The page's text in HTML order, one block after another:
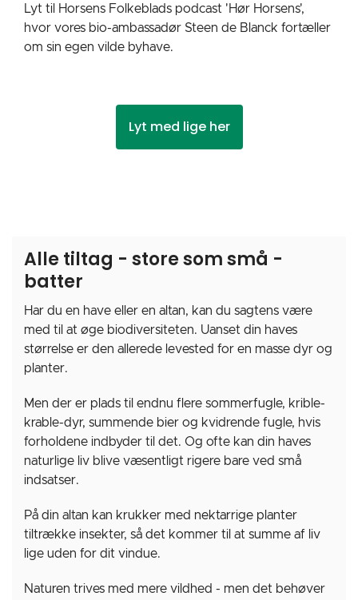
Lyt til Horsens Folkeblads podcast 'Hør Horsens',
hvor vores bio-ambassadør Steen de Blanck fortæller
om sin egen vilde byhave.
Lyt med lige her
Alle tiltag - store som små -
batter
Har du en have eller en altan, kan du sagtens være
med til at øge biodiversiteten. Uanset din haves
størrelse er den allerede levested for en masse dyr og
planter.
Men der er plads til endnu flere sommerfugle, krible-
krable-dyr, summende bier og kvidrende fugle, hvis
forholdene indbyder til det. Og ofte kan din haves
naturlige liv blive væsentligt rigere bare ved små
indsatser.
På din altan kan krukker med nektarrige planter
tiltrække insekter, så det kommer til at summe af liv
lige uden for dit vindue.
Naturen trives med mere vildhed - men det behøver